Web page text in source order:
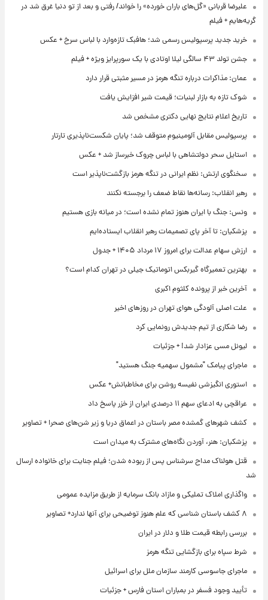
علیرضا قربانی «گل‌های باران خورده» را خواند/ رفتی و بعد از تو دنیا غرق شد در
گریه‌هایم + فیلم
خرید جدید پرسپولیس رسمی شد؛ هافبک تازه‌وارد با لباس سرخ + عکس
جشن تولد ۴۳ سالگی لیلا اوتادی با یک سورپرایز ویژه + فیلم
عمان: مذاکرات درباره تنگه هرمز در مسیر مثبتی قرار دارد
شوک تازه به بازار لبنیات؛ قیمت شیر افزایش یافت
تاریخ اعلام نتایج نهایی دکتری مشخص شد
پرسپولیس مقابل آلومینیوم متوقف شد؛ پایان شکست‌ناپذیری تارتار
استایل سحر دولتشاهی با لباس چروک خبرساز شد + عکس
سخنگوی ارتش: نظم ایرانی در تنگه هرمز بازگشت‌ناپذیر است
رهبر انقلاب: رسانه‌ها نقاط ضعف را برجسته نکنند
ونس: جنگ با ایران هنوز تمام نشده است؛ در میانه بازی هستیم
پزشکیان: تا آخر پای تصمیمات رهبر انقلاب ایستاده‌ایم
ارزش سهام عدالت برای امروز ۱۷ مرداد ۱۴۰۵ + جدول
بهترین تعمیرگاه گیربکس اتوماتیک جیلی در تهران کدام است؟
آخرین خبر از پرونده کلثوم اکبری
علت اصلی آلودگی هوای تهران در روزهای اخیر
رضا شکاری از تیم جدیدش رونمایی کرد
لیونل مسی عزادار شد! + جزئیات
ماجرای پیامک "مشمول سهمیه جنگ هستید"
استوری انگیزشی نفیسه روشن برای مخاطبانش+ عکس
عراقچی به ادعای سهم ۱۱ درصدی ایران از خزر پاسخ داد
کشف شهرهای گمشده مصر باستان در اعماق دریا و زیر شن‌های صحرا + تصاویر
پزشکیان: هنر، آوردن نگاه‌های مشترک به میدان است
قتل هولناک مداح سرشناس پس از ربوده شدن؛ فیلم جنایت برای خانواده ارسال
شد
واگذاری املاک تملیکی و مازاد بانک سرمایه از طریق مزایده عمومی
۸ کشف باستان شناسی که علم هنوز توضیحی برای آنها ندارد+ تصاویر
بررسی رابطه قیمت طلا و دلار در ایران
شرط سپاه برای بازگشایی تنگه هرمز
ماجرای جاسوسی کارمند سازمان ملل برای اسرائیل
تأیید وجود فسفر در بمباران استان فارس + جزئیات